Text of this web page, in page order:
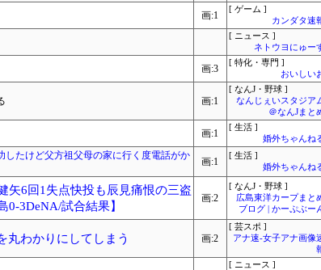
画:1
[ ゲーム ]
カンダタ速
[ ニュース ]
ネトウヨにゅー
画:3
[ 特化・専門 ]
おいしい
画:1
[ なんJ・野球 ]
なんじぇいスタジア
＠なんJまと
画:1
[ 生活 ]
婚外ちゃんね
したけど父方祖父母の家に行く度電話がか
画:1
[ 生活 ]
婚外ちゃんね
矢6回1失点快投も辰見痛恨の三盗
3DeNA/試合結果】
画:2
[ なんJ・野球 ]
広島東洋カープまと
ブログ | かーぷぶー
丸わかりにしてしまう 画:2
[ 芸スポ ]
アナ速‐女子アナ画像
[ ニュース ]